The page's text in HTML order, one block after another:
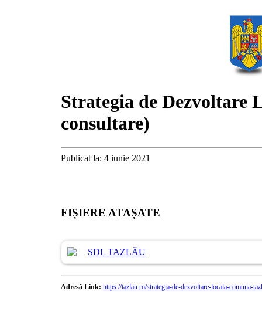
Strategia de Dezvoltare
consultare)
Publicat la: 4 iunie 2021
FIȘIERE ATAȘATE
SDL TAZLĂU
Adresă Link: https://tazlau.ro/strategia-de-dezvoltare-locala-comuna-